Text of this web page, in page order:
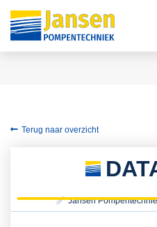
Terug naar overzicht
Jansen